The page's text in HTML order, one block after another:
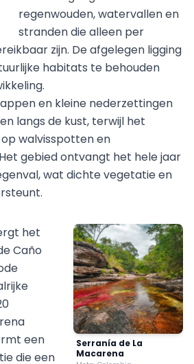
regenwouden, watervallen en
stranden die alleen per
zijn. De afgelegen ligging
habitats te behouden
en kleine nederzettingen
langs de kust, terwijl het
walvisspotten en
gebied ontvangt het hele jaar
wat dichte vegetatie en
Serranía de La
Macarena
het
Caño
een
die een